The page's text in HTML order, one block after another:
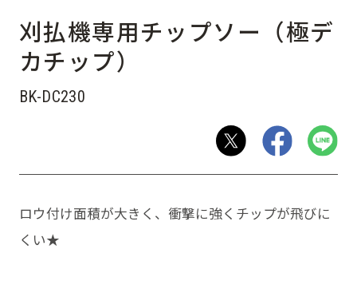
刈払機専用チップソー（極デ
カチップ）
BK-DC230
ロウ付け面積が大きく、衝撃に強くチップが飛びに
くい★